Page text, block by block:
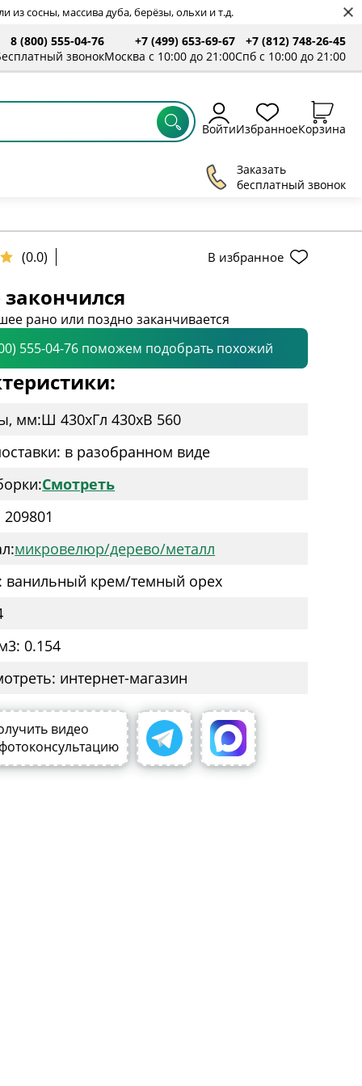
сосны, массива дуба, берёзы, ольхи и т.д.
8 (800) 555-04-76
звонок
+7 (499) 653-69-67
Москва с 10:00 до 21:00
+7 (812) 748-26-45
Спб с 10:00 до 21:00
ВойтиИзбранноеКорзина
Заказать
бесплатный звонок
(0.0) В избранное
закончился
рано или поздно заканчивается
555-04-76 поможем подобрать похожий
мм:Ш 430xГл 430xВ 560
в разобранном виде
Смотреть
микровелюр/дерево/металл
ванильный крем/темный орех
0.154
интернет-магазин
видео